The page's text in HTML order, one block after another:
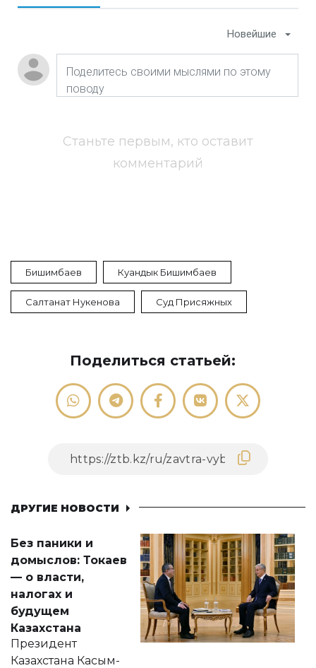
Новейшие
Станьте первым, кто оставит
комментарий
Бишимбаев Куандык Бишимбаев
Салтанат Нукенова Суд Присяжных
Поделиться статьей:
ДРУГИЕ НОВОСТИ
Без паники и
домыслов: Токаев
— о власти,
налогах и
будущем
Казахстана
Президент
Казахстана Касым-